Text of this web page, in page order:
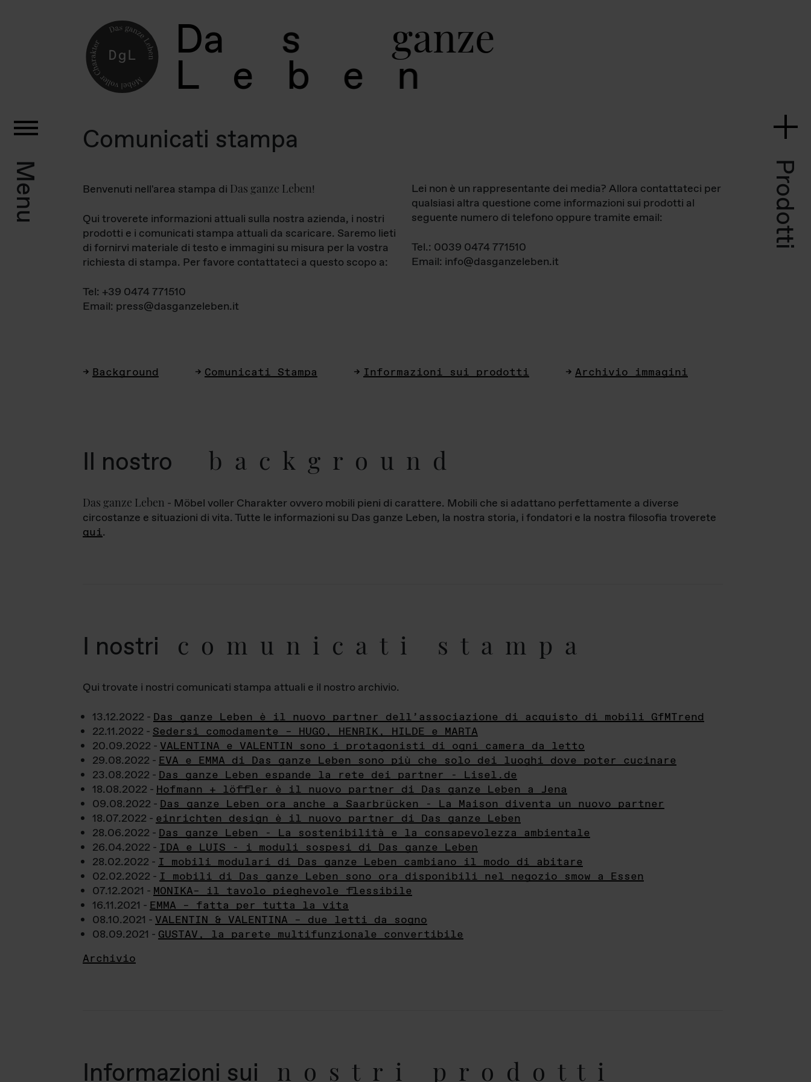
Da s ganz
L e b e
Menu Prodotti
Comunicati stampa
Benvenuti nell'area stampa di Das ganze Leben!
Qui troverete informazioni attuali sulla nostra azienda, i nostri
prodotti e i comunicati stampa attuali da scaricare. Saremo lieti
di fornirvi materiale di testo e immagini su misura per la vostra
richiesta di stampa. Per favore contattateci a questo scopo a:
Tel: +39 0474 771510
Email: press@dasganzeleben.it
Lei non è un rappresentante dei media? Allora contattateci per
qualsiasi altra questione come informazioni sui prodotti al
seguente numero di telefono oppure tramite email:
Tel.: 0039 0474 771510
Email: info@dasganzeleben.it
Background Comunicati Stampa Informazioni sui prodotti Archivio immagini
Il nostro background
Das ganze Leben - Möbel voller Charakter ovvero mobili pieni di carattere. Mobili che si adattano perfettamente a diverse
circostanze e situazioni di vita. Tutte le informazioni su Das ganze Leben, la nostra storia, i fondatori e la nostra filosofia troverete
qui.
I nostri comunicati stampa
Qui trovate i nostri comunicati stampa attuali e il nostro archivio.
13.12.2022 - Das ganze Leben è il nuovo partner dell’associazione di acquisto di mobili GfMTrend
22.11.2022 - Sedersi comodamente – HUGO, HENRIK, HILDE e MARTA
20.09.2022 - VALENTINA e VALENTIN sono i protagonisti di ogni camera da letto
29.08.2022 - EVA e EMMA di Das ganze Leben sono più che solo dei luoghi dove poter cucinare
23.08.2022 - Das ganze Leben espande la rete dei partner - Lisel.de
18.08.2022 - Hofmann + löffler è il nuovo partner di Das ganze Leben a Jena
09.08.2022 - Das ganze Leben ora anche a Saarbrücken - La Maison diventa un nuovo partner
18.07.2022 - einrichten design è il nuovo partner di Das ganze Leben
28.06.2022 - Das ganze Leben - La sostenibilità e la consapevolezza ambientale
26.04.2022 - IDA e LUIS - i moduli sospesi di Das ganze Leben
28.02.2022 - I mobili modulari di Das ganze Leben cambiano il modo di abitare
02.02.2022 - I mobili di Das ganze Leben sono ora disponibili nel negozio smow a Essen
07.12.2021 - MONIKA– il tavolo pieghevole flessibile
16.11.2021 - EMMA – fatta per tutta la vita
08.10.2021 - VALENTIN & VALENTINA – due letti da sogno
08.09.2021 - GUSTAV, la parete multifunzionale convertibile
Archivio
Informazioni sui nostri prodotti